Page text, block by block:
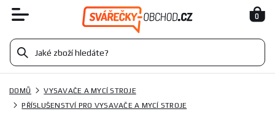
0
DOMŮ
VYSAVAČE A MYCÍ STROJE
PŘÍSLUŠENSTVÍ PRO VYSAVAČE A MYCÍ STROJE